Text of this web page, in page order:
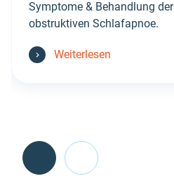
Symptome & Behandlung der
obstruktiven Schlafapnoe.
Weiterlesen